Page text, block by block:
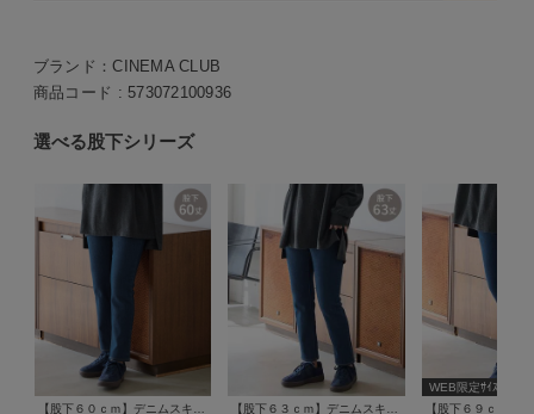
ブランド：CINEMA CLUB
商品コード : 573072100936
選べる股下シリーズ
WEB限定ｻｲｽﾞ[3L]